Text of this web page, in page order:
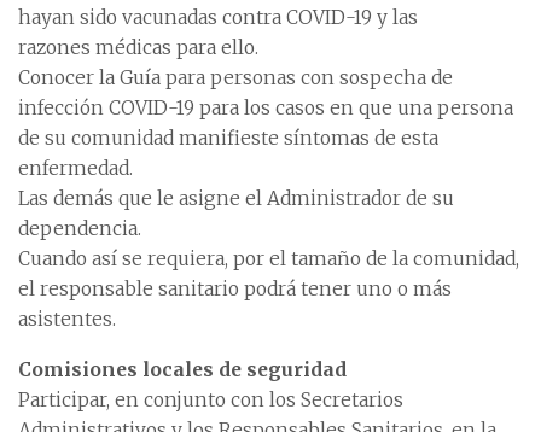
hayan sido vacunadas contra COVID-19 y las
razones médicas para ello.
Conocer la Guía para personas con sospecha de
infección COVID-19 para los casos en que una persona
de su comunidad manifieste síntomas de esta
enfermedad.
Las demás que le asigne el Administrador de su
dependencia.
Cuando así se requiera, por el tamaño de la comunidad,
el responsable sanitario podrá tener uno o más
asistentes.
Comisiones locales de seguridad
Participar, en conjunto con los Secretarios